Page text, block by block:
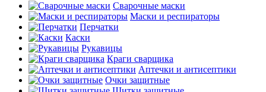
Сварочные маски
Маски и респираторы
Перчатки
Каски
Рукавицы
Краги сварщика
Аптечки и антисептики
Очки защитные